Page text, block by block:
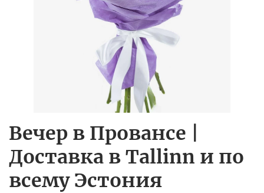
Вечер в Провансе |
Доставка в Tallinn и по
всему Эстония